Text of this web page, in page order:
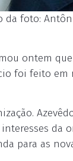
da foto:
ontem
foi feito
da
para as